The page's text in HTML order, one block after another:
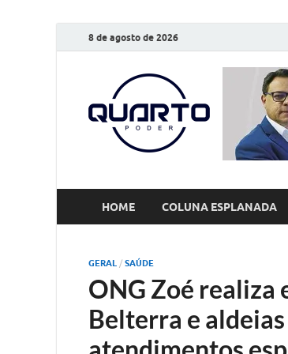
8 de agosto de 2026
O
Notícias
HOME COLUNA ESPLANADA
GERAL / SAÚDE
ONG Zoé realiza
Belterra e